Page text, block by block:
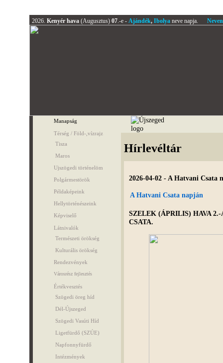
2026. Kenyér hava (Augusztus) 07.-e - Ajándék, Ibolyaneve napja.
Manapság
Térség / Föld-,vízrajz
Tisza
Maros
Ujszögedi történelöm
Polgármestörök
Példaképeink
Hellytörténészeink
Képviselő
Látnivalók
Természeti örökség
Kulturális örökség
Rendezvények
Városrész fejlesztés
Értékvesztés
Szögedi öreg híd
Dél-Újszeged
Szögedi Vasúti Híd
Ligetfürdő (SZÚE)
Napfonnyfürdő
Intézmények
Hírlevéltár
2026-04-02 - A Hatvani Csata
A Hatvani Csata napján
SZELEK (ÁPRILIS) HAVA
CSATA.